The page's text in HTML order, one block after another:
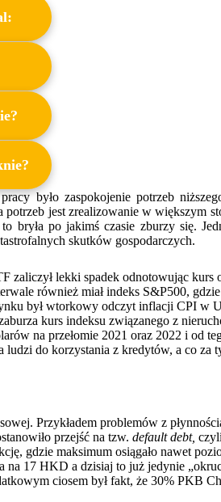
było zaspokojenie potrzeb
jest zrealizowanie w większym
bryła po jakimś czasie zburzy się.
skutków gospodarczych.
lekki spadek odnotowując kurs
również miał indeks S&P500,
był wtorkowy odczyt inflacji CPI w
kurs indeksu związanego z
na przełomie 2021 oraz 2022 i od
do korzystania z kredytów, a co za
Przykładem problemów z
przejść na tzw. default debt,
gdzie maksimum osiągało nawet
17 HKD a dzisiaj to już jedynie
ciosem był fakt, że 30% PKB